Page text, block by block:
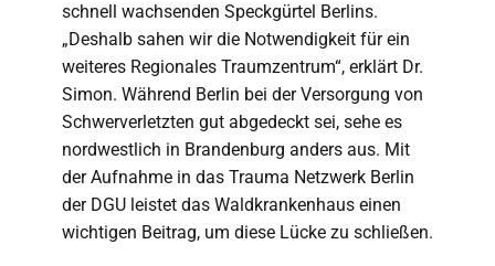
schnell wachsenden Speckgürtel Berlins.
„Deshalb sahen wir die Notwendigkeit für ein
weiteres Regionales Traumzentrum“, erklärt Dr.
Simon. Während Berlin bei der Versorgung von
Schwerverletzten gut abgedeckt sei, sehe es
nordwestlich in Brandenburg anders aus. Mit
der Aufnahme in das Trauma Netzwerk Berlin
der DGU leistet das Waldkrankenhaus einen
wichtigen Beitrag, um diese Lücke zu schließen.